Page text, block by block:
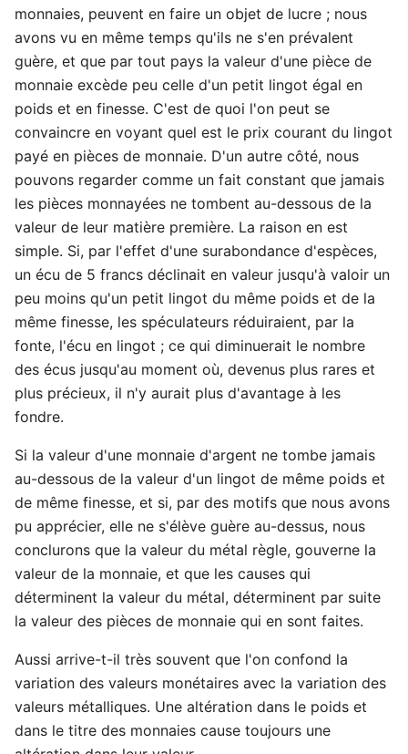
monnaies, peuvent en faire un objet de lucre ; nous
avons vu en même temps qu'ils ne s'en prévalent
guère, et que par tout pays la valeur d'une pièce de
monnaie excède peu celle d'un petit lingot égal en
poids et en finesse. C'est de quoi l'on peut se
convaincre en voyant quel est le prix courant du lingot
payé en pièces de monnaie. D'un autre côté, nous
pouvons regarder comme un fait constant que jamais
les pièces monnayées ne tombent au-dessous de la
valeur de leur matière première. La raison en est
simple. Si, par l'effet d'une surabondance d'espèces,
un écu de 5 francs déclinait en valeur jusqu'à valoir un
peu moins qu'un petit lingot du même poids et de la
même finesse, les spéculateurs réduiraient, par la
fonte, l'écu en lingot ; ce qui diminuerait le nombre
des écus jusqu'au moment où, devenus plus rares et
plus précieux, il n'y aurait plus d'avantage à les
fondre.
Si la valeur d'une monnaie d'argent ne tombe jamais
au-dessous de la valeur d'un lingot de même poids et
de même finesse, et si, par des motifs que nous avons
pu apprécier, elle ne s'élève guère au-dessus, nous
conclurons que la valeur du métal règle, gouverne la
valeur de la monnaie, et que les causes qui
déterminent la valeur du métal, déterminent par suite
la valeur des pièces de monnaie qui en sont faites.
Aussi arrive-t-il très souvent que l'on confond la
variation des valeurs monétaires avec la variation des
valeurs métalliques. Une altération dans le poids et
dans le titre des monnaies cause toujours une